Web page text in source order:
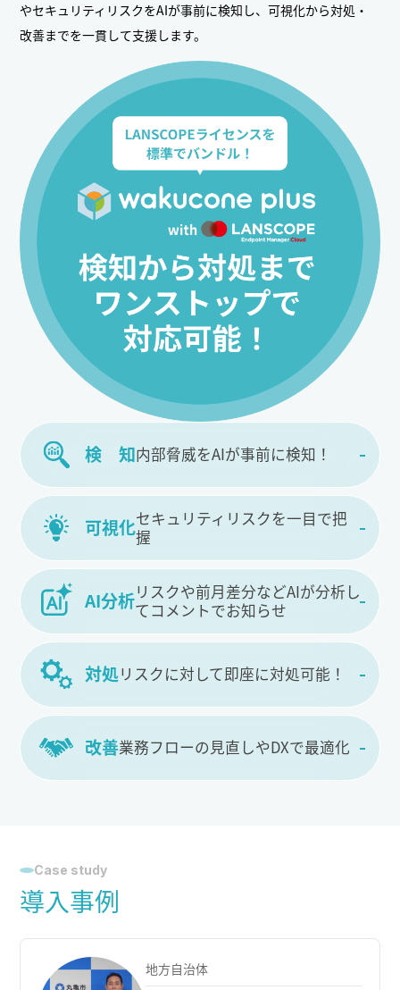
やセキュリティリスクをAIが事前に検知し、可視化から対処・
改善までを一貫して支援します。
検 知 内部脅威をAIが事前に検知！
可視化セキュリティリスクを一目で把
握
AI分析リスクや前月差分などAIが分析し
てコメントでお知らせ
対処リスクに対して即座に対処可能！
改善業務フローの見直しやDXで最適化
Case study
導入事例
地方自治体